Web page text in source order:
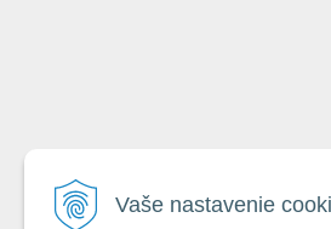
Vaše nastavenie